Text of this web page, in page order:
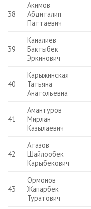
38
Акимов
Абдиталип
Паттаевич
39
Каналиев
Бактыбек
Эркинович
40
Карыжинская
Татьяна
Анатольевна
41
Амантуров
Мирлан
Казылаевич
42
Атазов
Шайлообек
Карыбекович
43
Ормонов
Жапарбек
Туратович